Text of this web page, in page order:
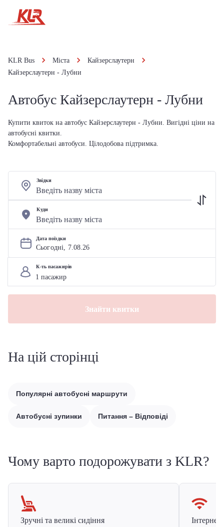
KLR Bus Міста
Кайзерслаутерн
Кайзерслаутерн - Лубни
Автобус Кайзерслаутерн - Лубни
Купити квиток на автобус Кайзерслаутерн - Лубни. Вигідні ціни на
автобусні квитки.
Комфортабельні автобуси. Цілодобова підтримка.
Звідки
Куди
Дата поїздки
Сьогодні, 7.08.26
К-ть пасажирів
Знайти квитки
На цій сторінці
Популярні автобусні маршрути
Автобусні зупинки Питання – Відповіді
Чому варто подорожувати з KLR?
Зручні та великі сидіння
Інтернет